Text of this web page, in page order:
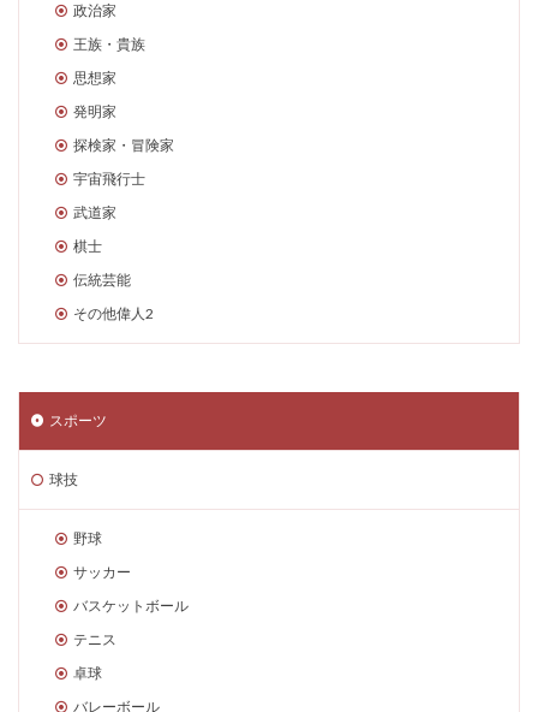
政治家
王族・貴族
思想家
発明家
探検家・冒険家
宇宙飛行士
武道家
棋士
伝統芸能
その他偉人2
スポーツ
球技
野球
サッカー
バスケットボール
テニス
卓球
バレーボール